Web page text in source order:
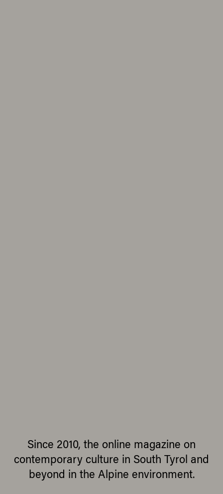
Since 2010, the online magazine on
contemporary culture in South Tyrol and
beyond in the Alpine environment.